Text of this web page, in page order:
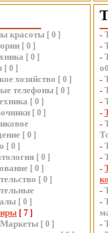
красоты [ 0 ]
[ 0 ]
[ 0 ]
[ 0 ]
хозяйство [ 0 ]
телефоны [ 0 ]
[ 0 ]
[ 0 ]
[ 0 ]
[ 0 ]
[ 0 ]
[ 0 ]
[ 0 ]
[ 0 ]
[ 7 ]
[ 0 ]
-
-
-
-
-
-
-
-
-
-
-
-
-
-